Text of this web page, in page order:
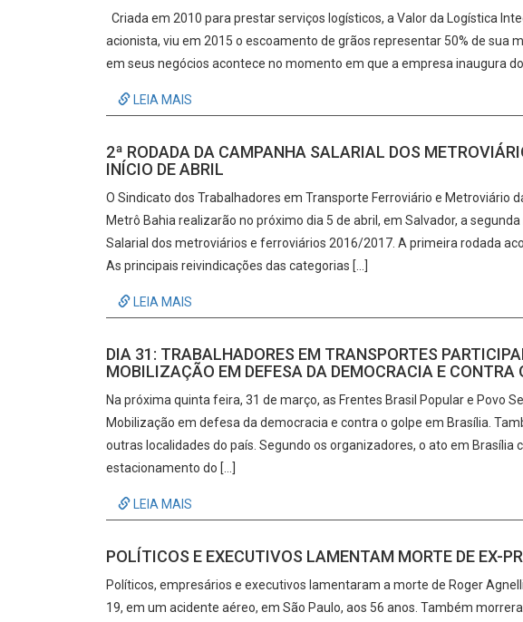
Criada em 2010 para prestar serviços logísticos, a Valor da Logística
acionista, viu em 2015 o escoamento de grãos representar 50% de sua
em seus negócios acontece no momento em que a empresa inaugura
LEIA MAIS
2ª RODADA DA CAMPANHA SALARIAL DOS
INÍCIO DE ABRIL
O Sindicato dos Trabalhadores em Transporte Ferroviário e Metroviário
Metrô Bahia realizarão no próximo dia 5 de abril, em Salvador, a
Salarial dos metroviários e ferroviários 2016/2017. A primeira rodada
As principais reivindicações das categorias […]
LEIA MAIS
DIA 31: TRABALHADORES EM TRANSPORTES
MOBILIZAÇÃO EM DEFESA DA DEMOCRACIA E CONTRA
Na próxima quinta feira, 31 de março, as Frentes Brasil Popular e Povo
Mobilização em defesa da democracia e contra o golpe em Brasília.
outras localidades do país. Segundo os organizadores, o ato em Brasília
estacionamento do […]
LEIA MAIS
POLÍTICOS E EXECUTIVOS LAMENTAM MORTE DE EX-
Políticos, empresários e executivos lamentaram a morte de Roger
19, em um acidente aéreo, em São Paulo, aos 56 anos. Também